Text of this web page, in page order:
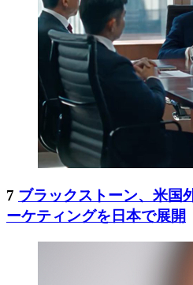
7 ブラックストーン、米国
ーケティングを日本で展開